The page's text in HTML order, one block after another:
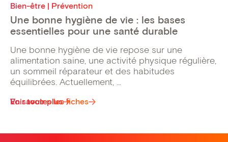
Voir toutes les fiches
Bien-être | Prévention
Une bonne hygiène de vie : les bases
essentielles pour une santé durable
Une bonne hygiène de vie repose sur une
alimentation saine, une activité physique régulière,
un sommeil réparateur et des habitudes
équilibrées. Actuellement, ...
En savoir plus